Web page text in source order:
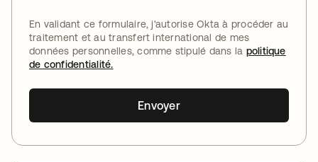
En validant ce formulaire, j'autorise Okta à procéder au
traitement et au transfert international de mes
données personnelles, comme stipulé dans la politique
de confidentialité.
Envoyer